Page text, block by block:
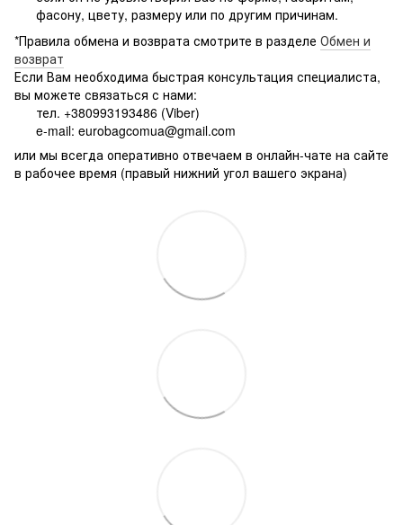
фасону, цвету, размеру или по другим причинам.
*Правила обмена и возврата смотрите в разделе Обмен и
возврат
Если Вам необходима быстрая консультация специалиста,
вы можете связаться с нами:
тел. +380993193486 (Viber)
e-mail: eurobagcomua@gmail.com
или мы всегда оперативно отвечаем в онлайн-чате на сайте
в рабочее время (правый нижний угол вашего экрана)